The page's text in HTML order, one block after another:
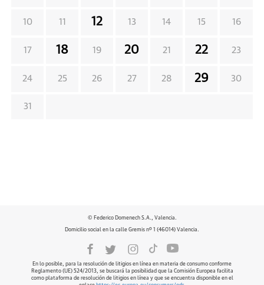
10 11 12 13 14 15 16
17 18 19 20 21 22 23
24 25 26 27 28 29 30
31
© Federico Domenech S.A., Valencia.
Domicilio social en la calle Gremis nº 1 (46014) Valencia.
En lo posible, para la resolución de litigios en línea en materia de consumo conforme
Reglamento (UE) 524/2013, se buscará la posibilidad que la Comisión Europea facilita
como plataforma de resolución de litigios en línea y que se encuentra disponible en el